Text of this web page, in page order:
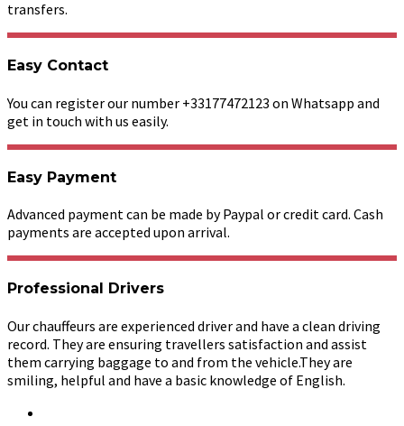
transfers.
Easy Contact
You can register our number +33177472123 on Whatsapp and
get in touch with us easily.
Easy Payment
Advanced payment can be made by Paypal or credit card. Cash
payments are accepted upon arrival.
Professional Drivers
Our chauffeurs are experienced driver and have a clean driving
record. They are ensuring travellers satisfaction and assist
them carrying baggage to and from the vehicle.They are
smiling, helpful and have a basic knowledge of English.